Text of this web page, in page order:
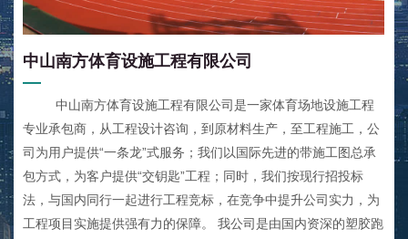
中山南方体育设施工程有限公司
中山南方体育设施工程有限公司是一家体育场地设施工程
专业承包商，从工程设计咨询，到原材料生产，至工程施工，公
司为用户提供“一条龙”式服务；我们以国际先进的带施工图总承
包方式，为客户提供“交钥匙”工程；同时，我们按现行招投标
法，与国内同行一起进行工程竞标，在竞争中提升公司实力，为
工程项目实施提供强有力的保障。 我公司是由国内资深的塑胶跑